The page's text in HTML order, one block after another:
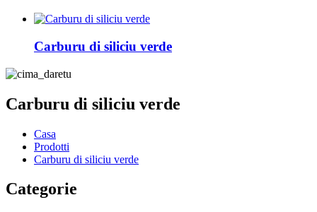
Carburu di siliciu verde
Carburu di siliciu verde
Casa
Prodotti
Carburu di siliciu verde
Categorie